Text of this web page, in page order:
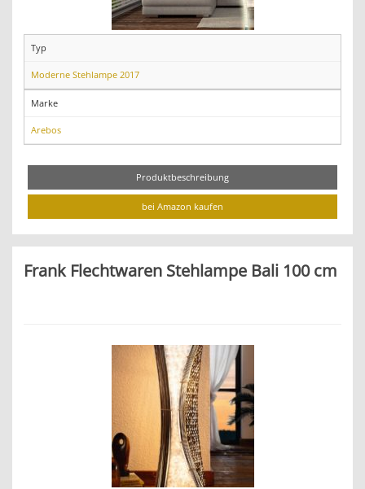
Typ
Moderne Stehlampe 2017
Marke
Arebos
Produktbeschreibung
bei Amazon kaufen
Frank Flechtwaren Stehlampe Bali 100 cm